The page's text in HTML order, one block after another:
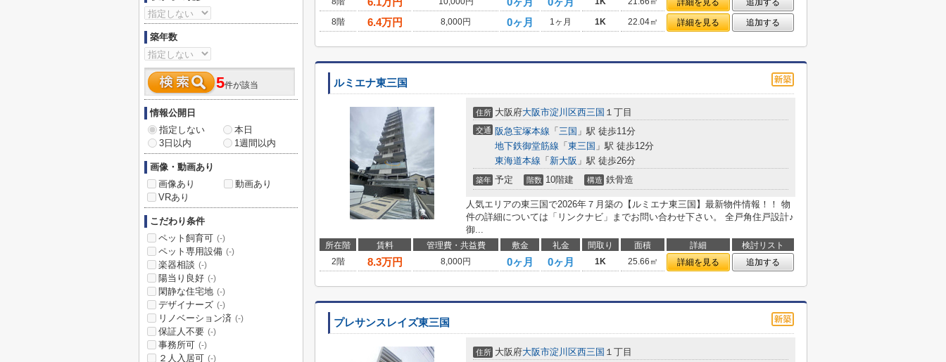
詳細を見る
追加する
8階
6.4万円 8,000円 0ヶ月 1ヶ月 1K 22.04㎡ 詳細を見る 追加する
ルミエナ東三国
住所 大阪府大阪市淀川区西三国 １丁目
交通 阪急宝塚本線 「 三国 」駅 徒歩11分
地下鉄御堂筋線 「 東三国 」駅 徒歩12分
東海道本線 「 新大阪 」駅 徒歩26分
築年 予定 階数 10階建 構造 鉄骨造
人気エリアの東三国で2026年７月築の【ルミエナ東三国】最新物件情報！！ 物
件の詳細については「リンクナビ」までお問い合わせ下さい。 全戸角住戸設計♪
御...
所在階 賃料 管理費・共益費 敷金 礼金 間取り 面積 詳細
検討リスト
2階
8.3万円 8,000円 0ヶ月 0ヶ月 1K 25.66㎡ 詳細を見る 追加する
プレサンスレイズ東三国
住所 大阪府大阪市淀川区西三国 １丁目
築年数
5件が該当
情報公開日
指定しない
本日
3日以内
1週間以内
画像・動画あり
画像あり
動画あり
VRあり
こだわり条件
ペット飼育可 (-)
ペット専用設備 (-)
楽器相談 (-)
陽当り良好 (-)
閑静な住宅地 (-)
デザイナーズ (-)
リノベーション済 (-)
保証人不要 (-)
事務所可 (-)
２人入居可 (-)